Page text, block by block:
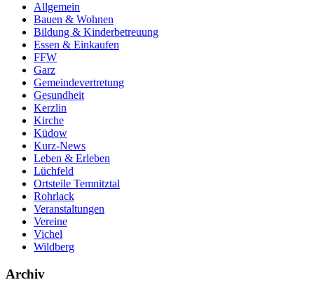
Allgemein
Bauen & Wohnen
Bildung & Kinderbetreuung
Essen & Einkaufen
FFW
Garz
Gemeindevertretung
Gesundheit
Kerzlin
Kirche
Küdow
Kurz-News
Leben & Erleben
Lüchfeld
Ortsteile Temnitztal
Rohrlack
Veranstaltungen
Vereine
Vichel
Wildberg
Archiv